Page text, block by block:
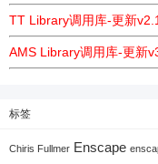
TT Library调用库-更新
AMS Library调用库-更新
标签
Chiris Fullmer Enscape